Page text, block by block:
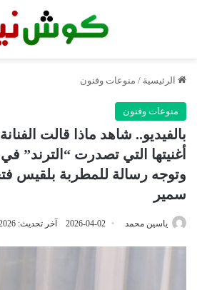
الرئيسية / منوعات وفنون
منوعات وفنون
بالفيديو.. شاهد ماذا قالت
أغنيتها التي تصدرت “الترند”
وتوجه رسالة للمطربة بلقيس
سمير
ياسين محمد 2026-04-02 آخر تحديث: 2026-04-02